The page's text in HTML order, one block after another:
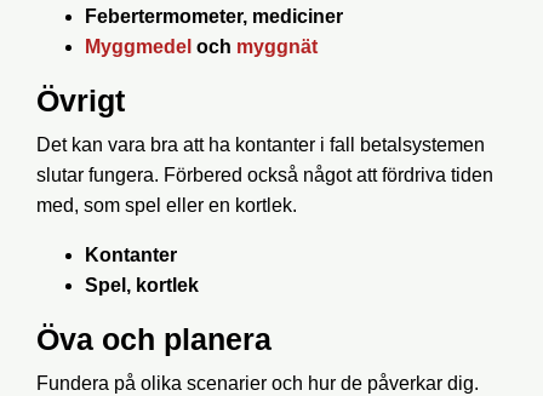
Febertermometer, mediciner
Myggmedel och myggnät
Övrigt
Det kan vara bra att ha kontanter i fall betalsystemen
slutar fungera. Förbered också något att fördriva tiden
med, som spel eller en kortlek.
Kontanter
Spel, kortlek
Öva och planera
Fundera på olika scenarier och hur de påverkar dig.